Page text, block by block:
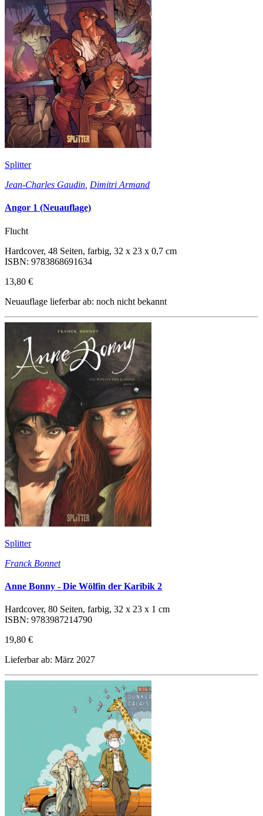
Splitter
Jean-Charles Gaudin Dimitri Armand
Angor 1 (Neuauflage)
Flucht
Hardcover, 48 Seiten, farbig, 32 x 23 x 0,7 cm
ISBN: 9783868691634
13,80 €
Neuauflage lieferbar ab: noch nicht bekannt
Splitter
Franck Bonnet
Anne Bonny - Die Wölfin der Karibik 2
Hardcover, 80 Seiten, farbig, 32 x 23 x 1 cm
ISBN: 9783987214790
19,80 €
Lieferbar ab: März 2027